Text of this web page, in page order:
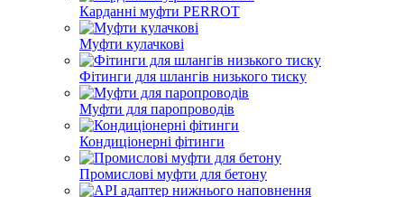
Карданні муфти PERROT
Муфти кулачкові
Фітинги для шлангів низького тиску
Муфти для паропроводів
Кондиціонерні фітинги
Промислові муфти для бетону